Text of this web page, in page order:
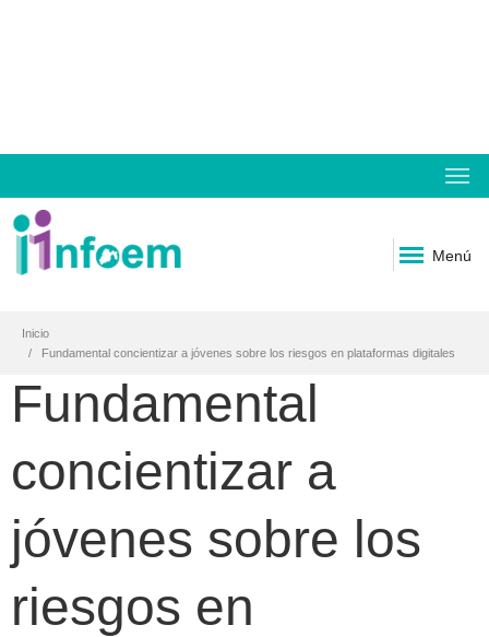
Menú
Inicio
Fundamental concientizar a jóvenes sobre los riesgos en plataformas digitales
Fundamental
concientizar a
jóvenes sobre los
riesgos en